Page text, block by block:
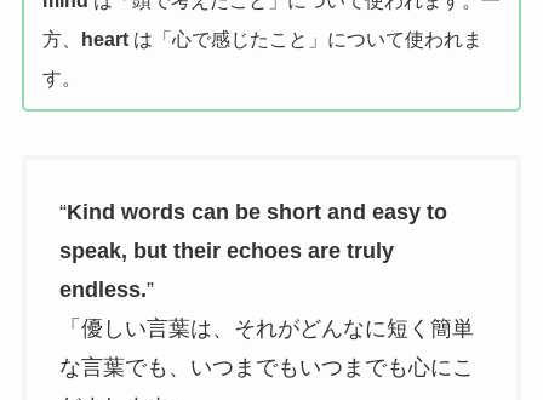
方、
heartは「心で感じたこと」について使われま
す。
“Kind words can be short and easy to
speak, but their echoes are truly
endless.”
「優しい言葉は、それがどんなに短く簡単
な言葉でも、いつまでもいつまでも心にこ